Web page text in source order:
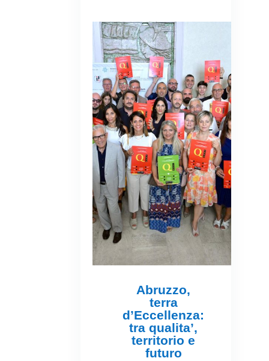
Abruzzo,
terra
d’Eccellenza:
tra qualita’,
territorio e
futuro